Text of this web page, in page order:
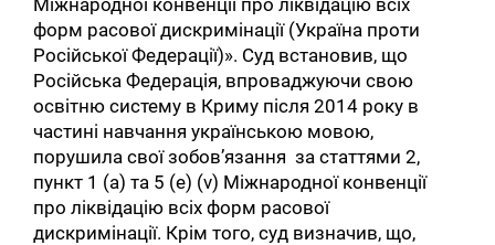
форм расової дискримінації (Україна проти
Російської Федерації)». Суд встановив, що
Російська Федерація, впроваджуючи свою
освітню систему в Криму після 2014 року в
частині навчання українською мовою,
порушила свої зобов’язання за статтями 2,
пункт 1 (a) та 5 (e) (v) Міжнародної конвенції
про ліквідацію всіх форм расової
дискримінації. Крім того, суд визначив, що,